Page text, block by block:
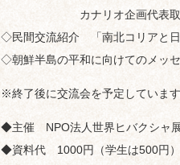
カナリオ企画代表取締
◇民間交流紹介 「南北コリアと日
◇朝鮮半島の平和に向けてのメッ
※終了後に交流会を予定しています
◆主催 NPO法人世界ヒバクシャ
◆資料代 1000円（学生は500円）